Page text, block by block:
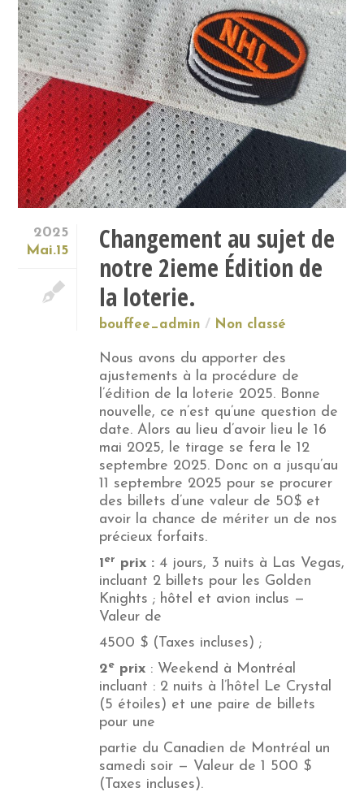
2025
Mai.15
Changement au sujet de
notre 2ieme Édition de
la loterie.
bouffee_admin Non classé
Nous avons du apporter des
ajustements à la procédure de
l’édition de la loterie 2025. Bonne
nouvelle, ce n’est qu’une question de
date. Alors au lieu d’avoir lieu le 16
mai 2025, le tirage se fera le 12
septembre 2025. Donc on a jusqu’au
11 septembre 2025 pour se procurer
des billets d’une valeur de 50$ et
avoir la chance de mériter un de nos
précieux forfaits.
1er prix : 4 jours, 3 nuits à Las Vegas,
incluant 2 billets pour les Golden
Knights ; hôtel et avion inclus —
Valeur de
4500 $ (Taxes incluses) ;
2e prix : Weekend à Montréal
incluant : 2 nuits à l’hôtel Le Crystal
(5 étoiles) et une paire de billets
pour une
partie du Canadien de Montréal un
samedi soir — Valeur de 1 500 $
(Taxes incluses).